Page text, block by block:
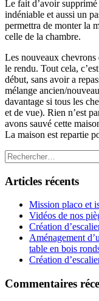
Le fait d’avoir
indéniable et aussi un
permettra de monter la
celle de la chambre.
Les nouveaux chevrons
le rendu. Tout cela,
début, sans avoir a
mélange ancien/
davantage si tous les
et de vue). Rien n’est
avons sauvé cette
La maison est repartie
Rechercher :
Articles récents
Mission placo et
Vidéos de nos
Création
Aménagement
table en bois
Création
Commentaires